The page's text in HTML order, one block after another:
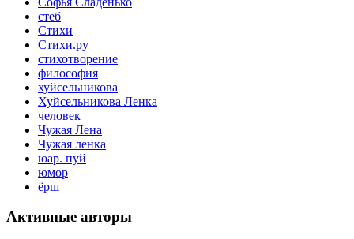
стеб
Стихи
Стихи.ру
стихотворение
философия
хуйсельникова
Хуйсельникова Ленка
человек
Чужая Лена
Чужая ленка
юар. пуй
юмор
ёрш
Активные авторы